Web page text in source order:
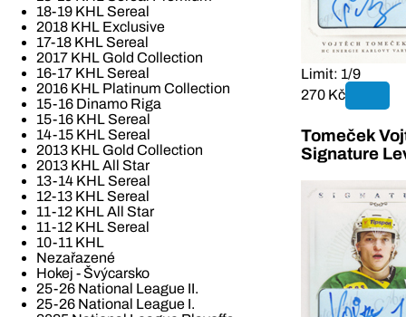
18-19 KHL Sereal
2018 KHL Exclusive
17-18 KHL Sereal
2017 KHL Gold Collection
16-17 KHL Sereal
2016 KHL Platinum Collection
15-16 Dinamo Riga
15-16 KHL Sereal
14-15 KHL Sereal
2013 KHL Gold Collection
2013 KHL All Star
13-14 KHL Sereal
12-13 KHL Sereal
11-12 KHL All Star
11-12 KHL Sereal
10-11 KHL
Nezařazené
Hokej - Švýcarsko
25-26 National League II.
25-26 National League I.
Limit: 1/9
270 Kč
Tomeček
Signature